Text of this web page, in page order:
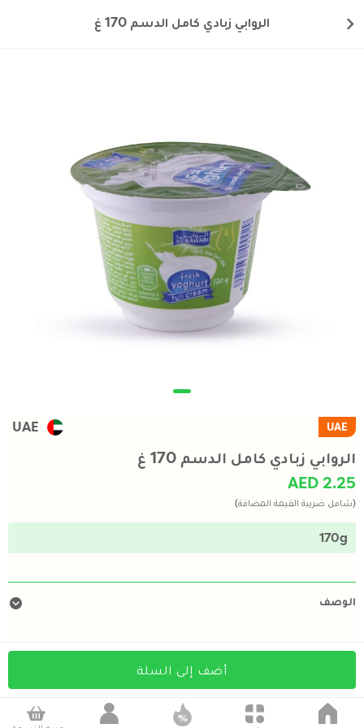
الروابي زبادي كامل الدسم 170 غ
UAE
UAE
الروابي زبادي كامل الدسم 170 غ
AED 2.25
(شامل ضريبة القيمة المضافة)
170g
الوصف
أضف إلى السلة